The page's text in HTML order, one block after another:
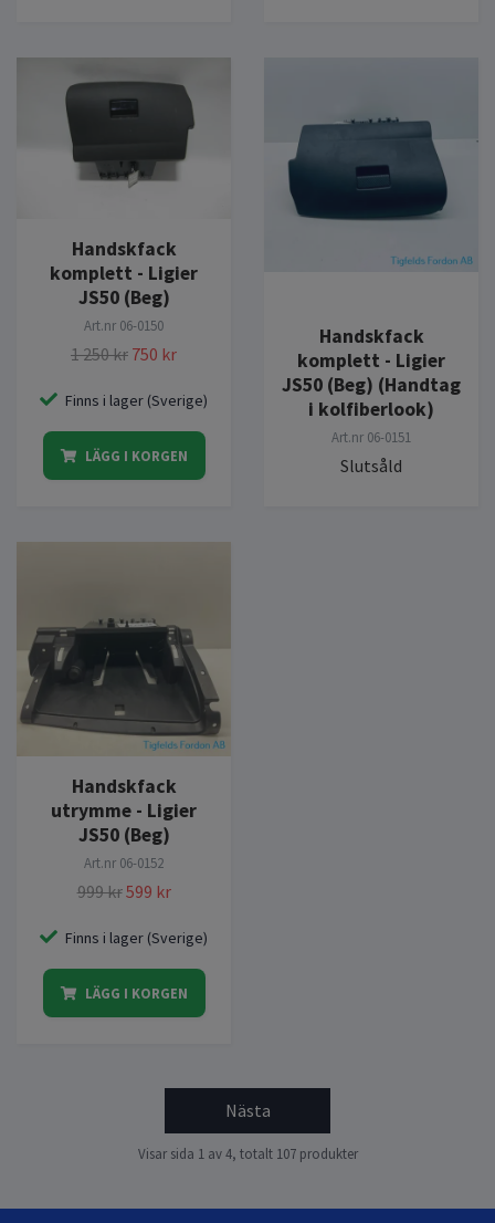
Handskfack
komplett - Ligier
JS50 (Beg)
Art.nr 06-0150
1 250 kr 750 kr
Finns i lager (Sverige)
LÄGG I KORGEN
Handskfack
komplett - Ligier
JS50 (Beg) (Handtag
i kolfiberlook)
Art.nr 06-0151
Slutsåld
Handskfack
utrymme - Ligier
JS50 (Beg)
Art.nr 06-0152
999 kr599 kr
Finns i lager (Sverige)
LÄGG I KORGEN
Nästa
Visar sida 1 av 4, totalt 107 produkter